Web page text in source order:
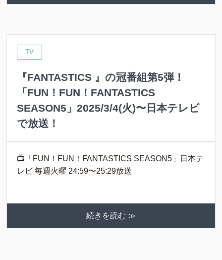
TV
『FANTASTICS 』の冠番組第5弾！
「FUN！FUN！FANTASTICS
SEASON5」2025/3/4(火)〜日本テレビ
で放送！
📺「FUN！FUN！FANTASTICS SEASON5」日本テ
レビ 毎週火曜 24:59〜25:29放送
続きを読む ≫